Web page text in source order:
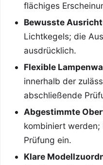
flächiges
Bewusste
Lichtkegels; die
ausdrücklich.
Flexible
innerhalb der
abschließende
Abgestimmte
kombiniert werden;
Prüfung ein.
Klare